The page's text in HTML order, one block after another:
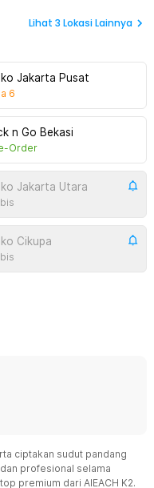
Lihat 3 Lokasi Lainnya
Jakarta Pusat
6
n Go Bekasi
Order
Jakarta Utara
Cikupa
ciptakan sudut pandang
profesional selama
premium dari AIEACH K2.